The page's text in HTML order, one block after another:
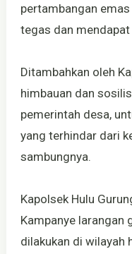
pertambangan
tegas dan mendapat
Ditambahkan oleh
himbauan dan
pemerintah desa,
yang terhindar dari
sambungnya.
Kapolsek Hulu
Kampanye larangan
dilakukan di wilayah